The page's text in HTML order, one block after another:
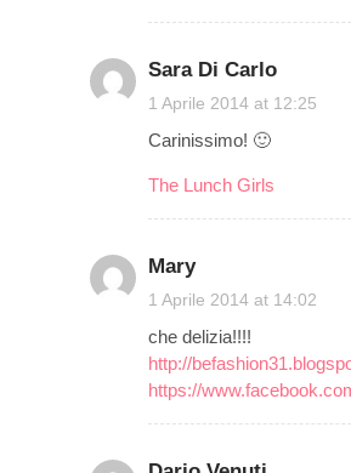
Sara Di Carlo
1 Aprile 2014 at 12:25
Carinissimo! 🙂
The Lunch Girls
Mary
1 Aprile 2014 at 14:02
che delizia!!!!
http://
https://